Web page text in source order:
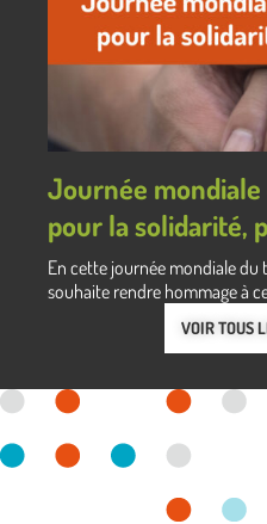
Journée mondiale
pour la solidarité,
En cette journée mondiale du
souhaite rendre hommage à
VOIR TOUS